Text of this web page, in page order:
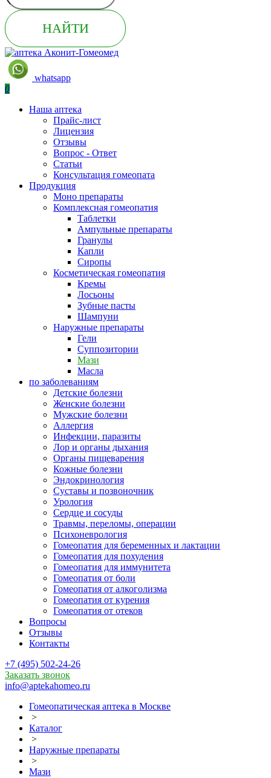
НАЙТИ
whatsapp
0
Наша аптека
Прайс-лист
Лицензия
Отзывы
Вопрос - Ответ
Статьи
Консультация гомеопата
Продукция
Моно препараты
Комплексная гомеопатия
Таблетки
Ампульные препараты
Гранулы
Капли
Сиропы
Косметическая гомеопатия
Кремы
Лосьоны
Зубные пасты
Шампуни
Наружные препараты
Гели
Суппозитории
Мази
Масла
по заболеваниям
Детские болезни
Женские болезни
Мужские болезни
Аллергия
Инфекции, паразиты
Лор и органы дыхания
Органы пищеварения
Кожные болезни
Эндокринология
Суставы и позвоночник
Урология
Сердце и сосуды
Травмы, переломы, операции
Психоневрология
Гомеопатия для беременных и лактации
Гомеопатия для похудения
Гомеопатия для иммунитета
Гомеопатия от боли
Гомеопатия от алкоголизма
Гомеопатия от курения
Гомеопатия от отеков
Вопросы
Отзывы
Контакты
+7 (495) 502-24-26
Заказать звонок
info@aptekahomeo.ru
Гомеопатическая аптека в Москве
>
Каталог
>
Наружные препараты
>
Мази